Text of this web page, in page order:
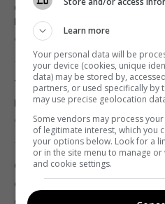
Эксперт назвал 4
01:15 воскресенье, 09 августа 2026
Россия может
против Украины: в
реальное условие
00:37 воскресенье, 09 августа 2026
Дата рождения
на август: что носить с
9 августа 2026, 04:30
ТЦК получат новые
кого и где смогут
9 августа 2026, 04:09
Старая лаванда снова
садоводы раскрыли
обрезки
Learn more
Your personal data will be
your device (cookies, unique
data) may be stored by,
partners, or used specifically by
may use precise geolocation
Some vendors may process
of legitimate interest, which you
your options below. Look for a
or in the site menu to manage
and cookie settings.